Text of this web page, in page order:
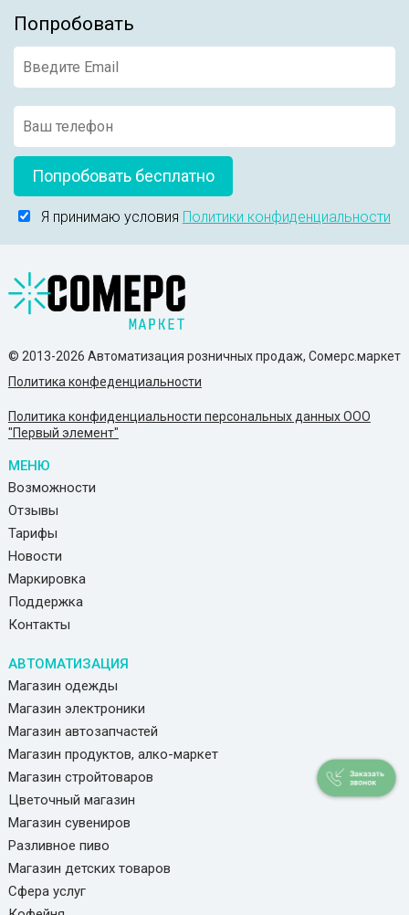
Попробовать
Попробовать бесплатно
Я принимаю условия Политики конфиденциальности
© 2013-2026 Автоматизация розничных продаж, Сомерс.маркет
Политика конфеденциальности
Политика конфиденциальности персональных данных ООО
"Первый элемент"
МЕНЮ
Возможности
Отзывы
Тарифы
Новости
Маркировка
Поддержка
Контакты
АВТОМАТИЗАЦИЯ
Магазин одежды
Магазин электроники
Магазин автозапчастей
Магазин продуктов, алко-маркет
Магазин стройтоваров
Цветочный магазин
Магазин сувениров
Разливное пиво
Магазин детских товаров
Сфера услуг